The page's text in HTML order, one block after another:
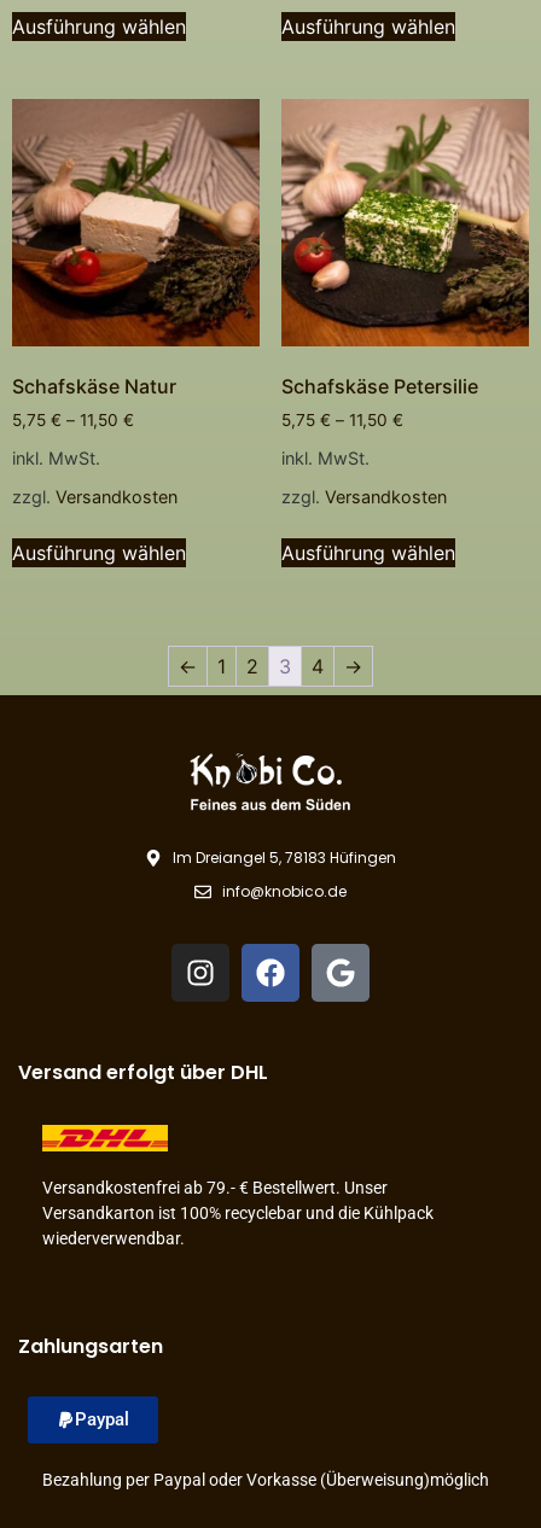
Ausführung wählen Ausführung wählen
Schafskäse Natur
5,75 € – 11,50 €
inkl. MwSt.
zzgl. Versandkosten
Ausführung wählen
Schafskäse Petersilie
5,75 € – 11,50 €
inkl. MwSt.
zzgl. Versandkosten
Ausführung wählen
← 1 2 3 4 →
Im Dreiangel 5, 78183 Hüfingen
info@knobico.de
Versand erfolgt über DHL
Versandkostenfrei ab 79.- € Bestellwert. Unser
Versandkarton ist 100% recyclebar und die Kühlpack
wiederverwendbar.
Zahlungsarten
Paypal
Bezahlung per Paypal oder Vorkasse (Überweisung)möglich